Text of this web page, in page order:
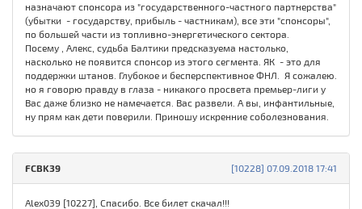
назначают спонсора из "государственного-частного партнерства"
(убытки - государству, прибыль - частникам), все эти "спонсоры",
по большей части из топливно-энергетического сектора.
Посему , Алекс, судьба Балтики предсказуема настолько,
насколько не появится спонсор из этого сегмента. ЯК - это для
поддержки штанов. Глубокое и бесперспективное ФНЛ. Я сожалею.
но я говорю правду в глаза - никакого просвета премьер-лиги у
Вас даже близко не намечается. Вас развели. А вы, инфантильные,
ну прям как дети поверили. Приношу искренние соболезнования.
[10228] 07.09.2018 17:41
FCBK39
Alex039 [10227], Спасибо. Все билет скачал!!!